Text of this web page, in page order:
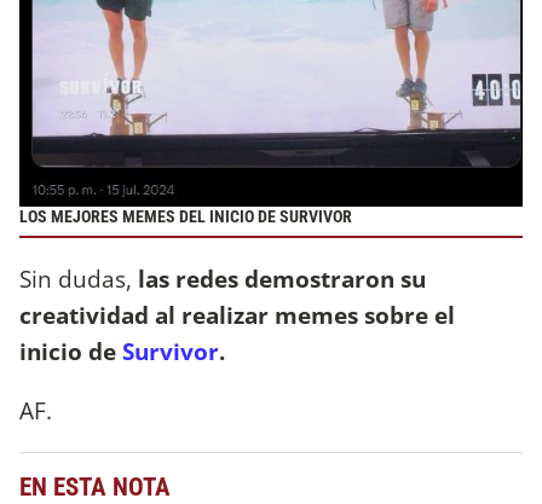
LOS MEJORES MEMES DEL INICIO DE SURVIVOR
Sin dudas, las redes demostraron su
creatividad al realizar memes sobre el
inicio deSurvivor.
AF.
EN ESTA NOTA